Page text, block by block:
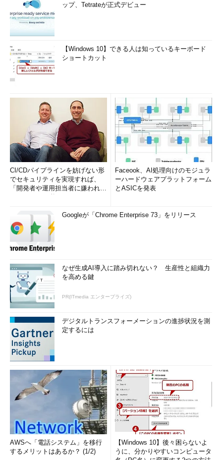
ップ、Tetrateが正式デビュー
【Windows 10】できる人は知っているキーボード
ショートカット
CI/CDパイプラインを妨げない形
でセキュリティを実現すれば、
「開発者や運用担当者に嫌われな
Faceook、AI処理向けのモジュラ
ーハードウェアプラットフォーム
とASICを発表
Googleが「Chrome Enterprise 73」をリリース
なぜ生成AI導入に踏み切れない？ 生産性と組織力
を高める鍵
PR(ITmedia エンタープライズ)
デジタルトランスフォーメーションの進捗状況を測
定するには
AWSへ「電話システム」を移行
するメリットはあるか？ (1/2)
【Windows 10】後々困らないよ
うに、分かりやすいコンピュータ